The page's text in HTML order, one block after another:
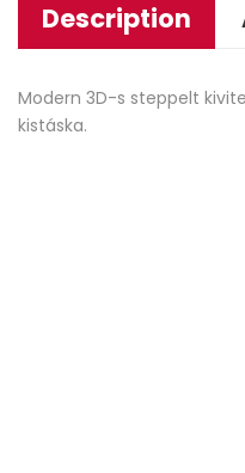
Description
Modern 3D-s steppelt
kistáska.